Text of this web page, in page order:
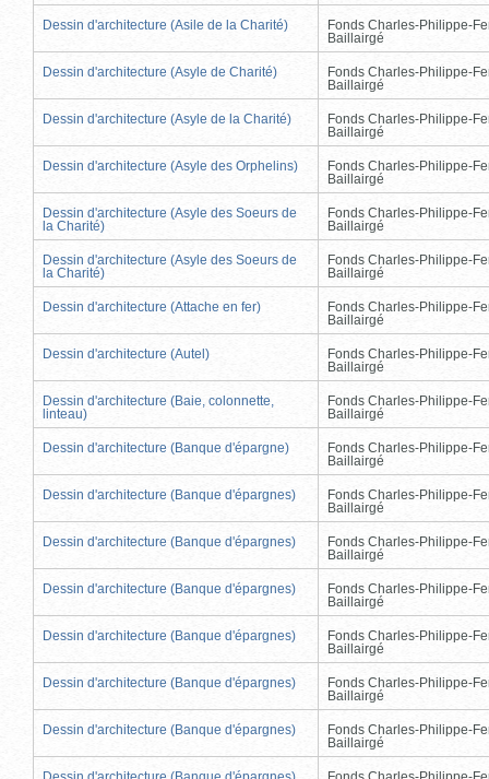
Dessin d'architecture (Asile de la Charité)
Fonds Charles-Philippe-
Baillairgé
Dessin d'architecture (Asyle de Charité)
Fonds Charles-Philippe-
Baillairgé
Dessin d'architecture (Asyle de la Charité)
Fonds Charles-Philippe-
Baillairgé
Dessin d'architecture (Asyle des Orphelins)
Fonds Charles-Philippe-
Baillairgé
Dessin d'architecture (Asyle des Soeurs de
la Charité)
Fonds Charles-Philippe-
Baillairgé
Dessin d'architecture (Asyle des Soeurs de
la Charité)
Fonds Charles-Philippe-
Baillairgé
Dessin d'architecture (Attache en fer)
Fonds Charles-Philippe-
Baillairgé
Dessin d'architecture (Autel)
Fonds Charles-Philippe-
Baillairgé
Dessin d'architecture (Baie, colonnette,
linteau)
Fonds Charles-Philippe-
Baillairgé
Dessin d'architecture (Banque d'épargne)
Fonds Charles-Philippe-
Baillairgé
Dessin d'architecture (Banque d'épargnes)
Fonds Charles-Philippe-
Baillairgé
Dessin d'architecture (Banque d'épargnes)
Fonds Charles-Philippe-
Baillairgé
Dessin d'architecture (Banque d'épargnes)
Fonds Charles-Philippe-
Baillairgé
Dessin d'architecture (Banque d'épargnes)
Fonds Charles-Philippe-
Baillairgé
Dessin d'architecture (Banque d'épargnes)
Fonds Charles-Philippe-
Baillairgé
Dessin d'architecture (Banque d'épargnes)
Fonds Charles-Philippe-
Baillairgé